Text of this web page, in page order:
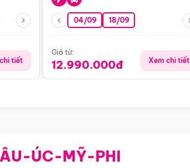
tiết
04/09 18/09
Giá từ:
12.990.000đ Xem chi tiết
ÂU-ÚC-MỸ-PHI
bật